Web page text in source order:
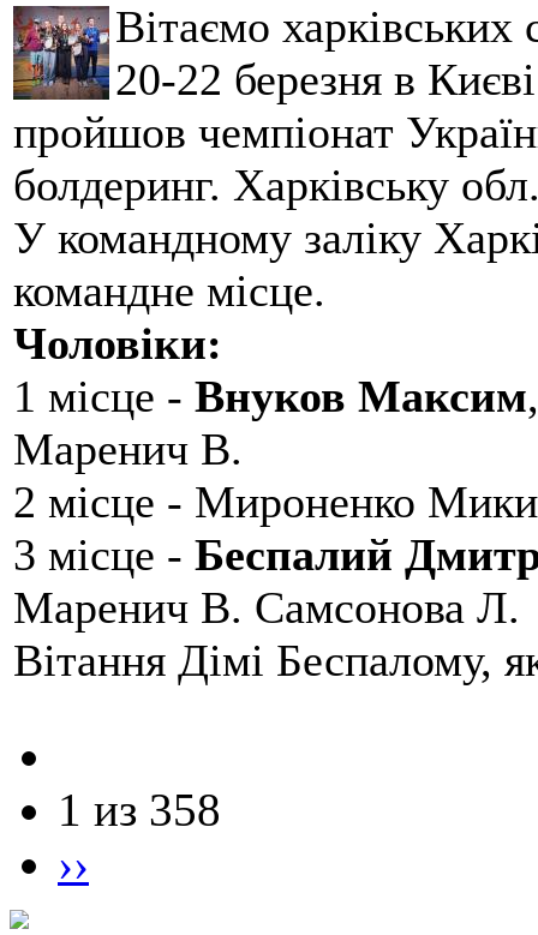
Вітаємо
20-22 березня в
пройшов чемпіонат
болдеринг. Харківську
У командному заліку
командне місце.
Чоловіки:
1 місце - Внуков Максим
Маренич В.
2 місце - Мироненко
3 місце - Беспалий
Маренич В. Самсонова Л.
Вітання Дімі Беспалому,
1 из 358
››